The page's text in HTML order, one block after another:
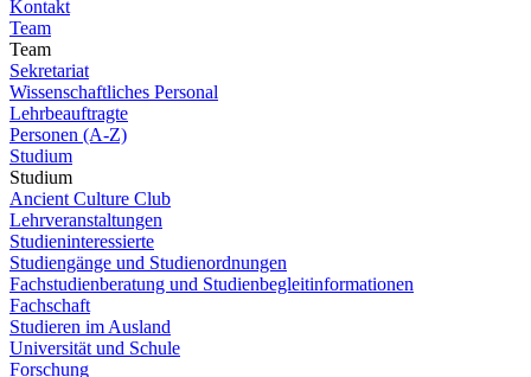
Kontakt
Team
Team
Sekretariat
Wissenschaftliches Personal
Lehrbeauftragte
Personen (A-Z)
Studium
Studium
Ancient Culture Club
Lehrveranstaltungen
Studieninteressierte
Studiengänge und Studienordnungen
Fachstudienberatung und Studienbegleitinformationen
Fachschaft
Studieren im Ausland
Universität und Schule
Forschung